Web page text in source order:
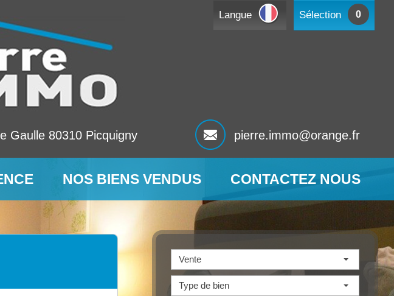
Langue Sélection 0
Gaulle 80310 Picquigny pierre.immo@orange.fr
NOS BIENS VENDUS CONTACTEZ NOUS
Vente
Type de bien